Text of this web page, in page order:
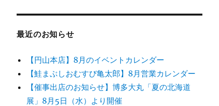
最近のお知らせ
【円山本店】8月のイベントカレンダー
【鮭まぶしおむすび亀太郎】8月営業カレンダー
【催事出店のお知らせ】博多大丸「夏の北海道
展」8月5日（水）より開催